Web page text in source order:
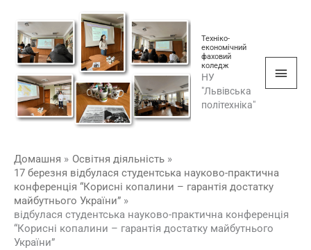
вмісту
Техніко-
економічний
фаховий
коледж
НУ
"Львівська
політехніка"
Домашня
Освітня діяльність
17 березня відбулася студентська науково-практична
конференція “Корисні копалини – гарантія достатку
майбутнього України”
відбулася студентська науково-практична конференція
“Корисні копалини – гарантія достатку майбутнього
України”